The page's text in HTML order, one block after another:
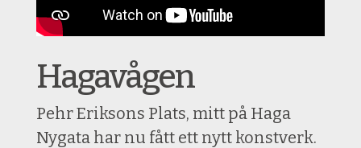
Hagavågen
Pehr Eriksons Plats, mitt på Haga
Nygata har nu fått ett nytt konstverk.